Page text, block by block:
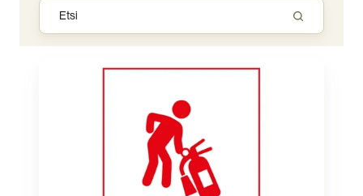
Sammutintarkastus,